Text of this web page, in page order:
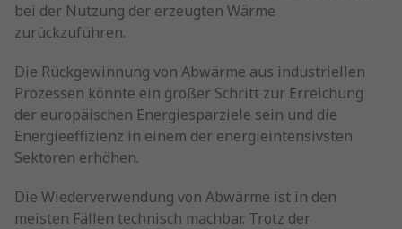
bei der Nutzung der erzeugten Wärme
zurückzuführen.
Die Rückgewinnung von Abwärme aus industriellen
Prozessen könnte ein großer Schritt zur Erreichung
der europäischen Energiesparziele sein und die
Energieeffizienz in einem der energieintensivsten
Sektoren erhöhen.
Die Wiederverwendung von Abwärme ist in den
meisten Fällen technisch machbar. Trotz der